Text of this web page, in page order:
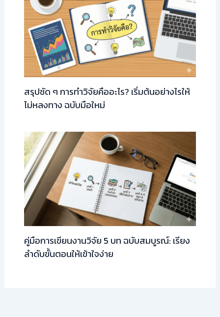
สรุปชัด ๆ การทำวิจัยคืออะไร? เริ่มต้นอย่างไรให้
ไม่หลงทาง ฉบับมือใหม่
คู่มือการเขียนงานวิจัย 5 บท ฉบับสมบูรณ์: เรียง
ลำดับขั้นตอนให้เข้าใจง่าย